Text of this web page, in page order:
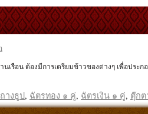
เรือน ต้องมีการเตรียมข้าวของต่างๆ เพื่อประ
างธูป, ฉัตรทอง ๑ คู่, ฉัตรเงิน ๑ คู่, ตุ๊กต